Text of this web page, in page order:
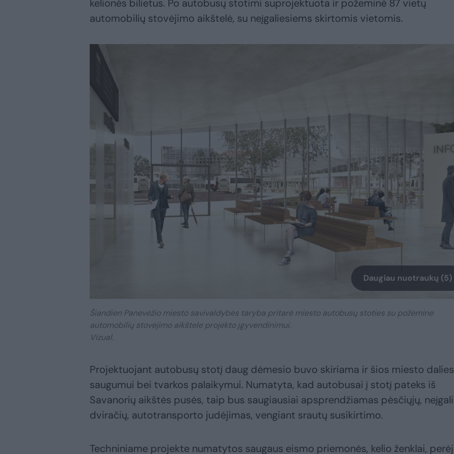
kelionės bilietus. Po autobusų stotimi suprojektuota ir požeminė 87 vietų
automobilių stovėjimo aikštelė, su neįgaliesiems skirtomis vietomis.
Daugiau nuotraukų (5)
Šiandien Panevėžio miesto savivaldybės taryba pritarė miesto autobusų stoties su požemine
automobilių stovėjimo aikštele projekto įgyvendinimui.
Vizual.
Projektuojant autobusų stotį daug dėmesio buvo skiriama ir šios miesto dalies
saugumui bei tvarkos palaikymui. Numatyta, kad autobusai į stotį pateks iš
Savanorių aikštės pusės, taip bus saugiausiai apsprendžiamas pėsčiųjų,
dviračių, autotransporto judėjimas, vengiant srautų susikirtimo.
Techniniame projekte numatytos saugaus eismo priemonės, kelio ženklai,